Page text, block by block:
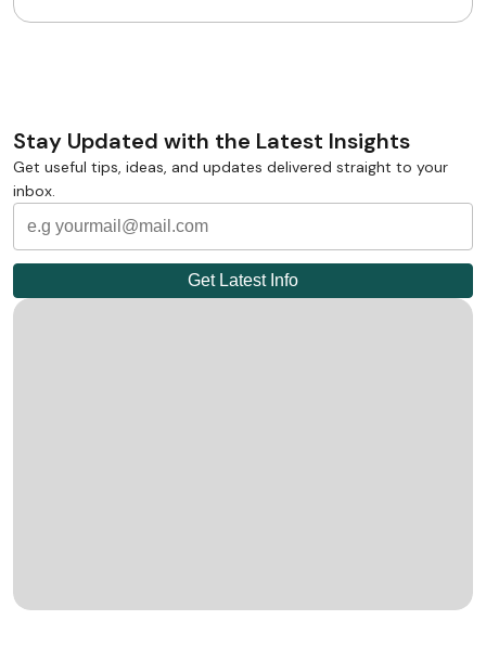
Stay Updated with the Latest Insights
Get useful tips, ideas, and updates delivered straight to your
inbox.